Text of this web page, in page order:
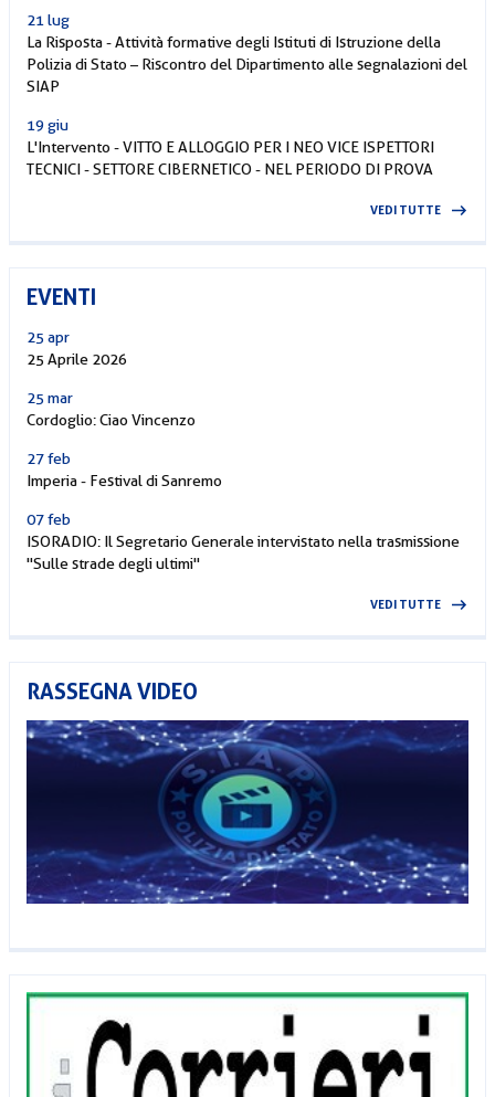
21 lug
La Risposta - Attività formative degli Istituti di Istruzione della
Polizia di Stato – Riscontro del Dipartimento alle segnalazioni del
SIAP
19 giu
L'Intervento - VITTO E ALLOGGIO PER I NEO VICE ISPETTORI
TECNICI - SETTORE CIBERNETICO - NEL PERIODO DI PROVA
VEDI TUTTE
EVENTI
25 apr
25 Aprile 2026
25 mar
Cordoglio: Ciao Vincenzo
27 feb
Imperia - Festival di Sanremo
07 feb
ISORADIO: Il Segretario Generale intervistato nella trasmissione
"Sulle strade degli ultimi"
VEDI TUTTE
RASSEGNA VIDEO